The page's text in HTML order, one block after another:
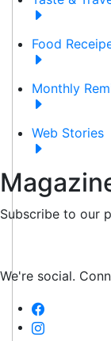
Food
Monthly
Web Stories
Subscribe to our
We're social.